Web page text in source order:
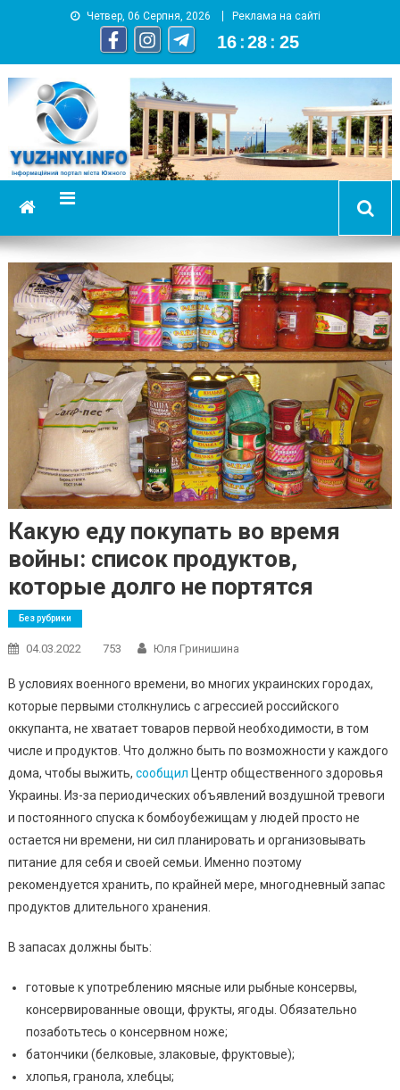
Четвер, 06 Серпня, 2026 Реклама на сайті
16 :28 : 25
YUZHNY.INFO
информационный портал города Южный
Какую еду покупать во время
войны: список продуктов,
которые долго не портятся
Без рубрики
04.03.2022 753 Юля Гринишина
В условиях военного времени, во многих украинских городах,
которые первыми столкнулись с агрессией российского
оккупанта, не хватает товаров первой необходимости, в том
числе и продуктов. Что должно быть по возможности у каждого
дома, чтобы выжить, сообщил Центр общественного здоровья
Украины. Из-за периодических объявлений воздушной тревоги
и постоянного спуска к бомбоубежищам у людей просто не
остается ни времени, ни сил планировать и организовывать
питание для себя и своей семьи. Именно поэтому
рекомендуется хранить, по крайней мере, многодневный запас
продуктов длительного хранения.
В запасах должны быть:
готовые к употреблению мясные или рыбные консервы,
консервированные овощи, фрукты, ягоды. Обязательно
позаботьтесь о консервном ноже;
батончики (белковые, злаковые, фруктовые);
хлопья, гранола, хлебцы;